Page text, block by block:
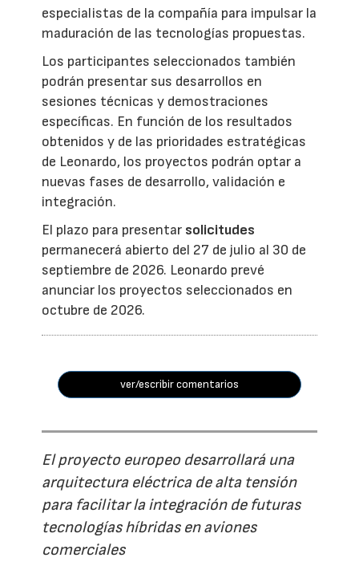
especialistas de la compañía para impulsar la
maduración de las tecnologías propuestas.
Los participantes seleccionados también
podrán presentar sus desarrollos en
sesiones técnicas y demostraciones
específicas. En función de los resultados
obtenidos y de las prioridades estratégicas
de Leonardo, los proyectos podrán optar a
nuevas fases de desarrollo, validación e
integración.
El plazo para presentar solicitudes
permanecerá abierto del 27 de julio al 30 de
septiembre de 2026. Leonardo prevé
anunciar los proyectos seleccionados en
octubre de 2026.
ver/escribir comentarios
El proyecto europeo desarrollará una
arquitectura eléctrica de alta tensión
para facilitar la integración de futuras
tecnologías híbridas en aviones
comerciales